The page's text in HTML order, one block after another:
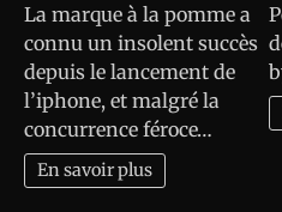
La marque à la pomme a
connu un insolent succès
depuis le lancement de
l’iphone, et malgré la
concurrence féroce…
En savoir plus